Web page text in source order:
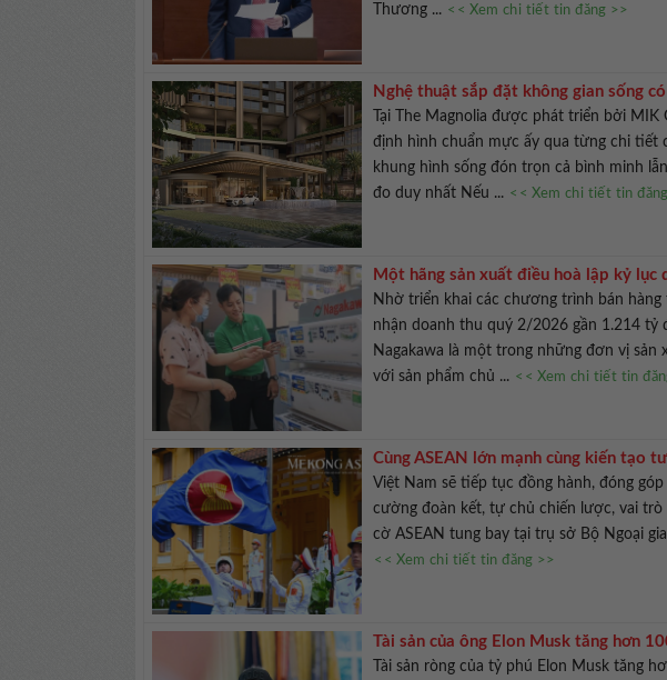
Thương ... << Xem chi tiết tin đăng >>
Nghệ thuật sắp đặt không gian sống
Tại The Magnolia được phát triển bởi MIK
định hình chuẩn mực ấy qua từng chi
khung hình sống đón trọn cả bình minh
đo duy nhất Nếu ... << Xem chi tiết tin
Một hãng sản xuất điều hoà lập kỷ lục
Nhờ triển khai các chương trình bán hàng
nhận doanh thu quý 2/2026 gần 1.214 tỷ
Nagakawa là một trong những đơn vị
với sản phẩm chủ ... << Xem chi tiết tin
Cùng ASEAN lớn mạnh cùng kiến tạo
Việt Nam sẽ tiếp tục đồng hành, đóng
cường đoàn kết, tự chủ chiến lược, vai trò
cờ ASEAN tung bay tại trụ sở Bộ Ngoại
<< Xem chi tiết tin đăng >>
Tài sản của ông Elon Musk tăng hơn
Tài sản ròng của tỷ phú Elon Musk tăng